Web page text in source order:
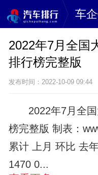
车
2022年7月全国
排行榜完整版
发布时间：2022-10-09 09:44
2022年7月全
榜完整版 制表：
累计 上月 环比 去
1470 0...